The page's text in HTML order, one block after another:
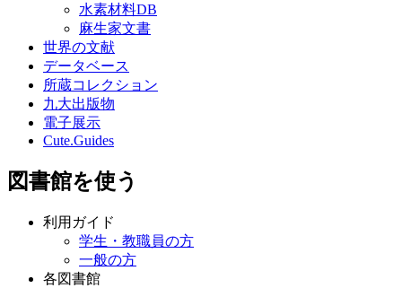
水素材料DB
麻生家文書
世界の文献
データベース
所蔵コレクション
九大出版物
電子展示
Cute.Guides
図書館を使う
利用ガイド
学生・教職員の方
一般の方
各図書館